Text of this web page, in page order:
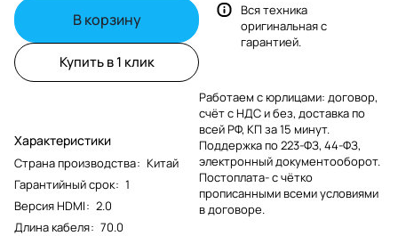
В корзину
Купить в 1 клик
Характеристики
Страна производства: Китай
Гарантийный срок: 1
Версия HDMI: 2.0
Длина кабеля: 70.0
Вся техника
оригинальная с
гарантией.
Работаем с юрлицами: договор,
счёт с НДС и без, доставка по
всей РФ, КП за 15 минут.
Поддержка по 223-ФЗ, 44-ФЗ,
электронный документооборот.
Постоплата- с чётко
прописанными всеми условиями
в договоре.